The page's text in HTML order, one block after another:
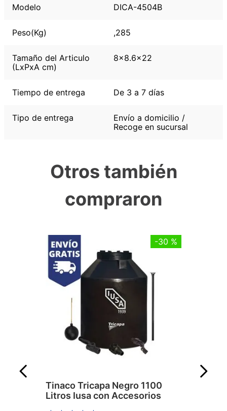
Modelo DICA-4504B
Peso(Kg) ,285
Tamaño del Articulo
(LxPxA cm)
8x8.6x22
Tiempo de entrega De 3 a 7 días
Tipo de entrega
Envío a domicilio /
Recoge en sucursal
Otros también
compraron
-30 %
Tinaco Tricapa Negro 1100
Litros Iusa con Accesorios